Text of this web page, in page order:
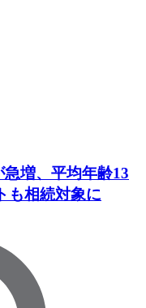
急増、平均年齢13
も相続対象に